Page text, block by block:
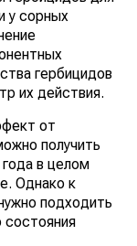
у сорных
гербицидов
их действия.
от
получить
в целом
Однако к
подходить
состояния